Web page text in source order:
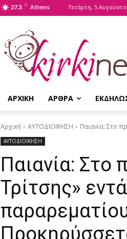
27.3 C Athens Τετάρτη, 5
ΑΡΧΙΚΗ ΑΡΘΡΑ
Αρχική ΑΥΤΟΔΙΟΙΚΗΣΗ Παιανία: Στο
ΑΥΤΟΔΙΟΙΚΗΣΗ
Παιανία: Στο
Τρίτσης»